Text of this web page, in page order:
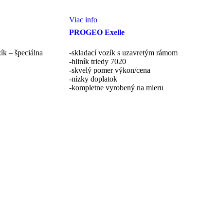
– špeciálna
Viac info
PROGEO Exelle
-skladací vozík s uzavretým rámom
-hliník triedy 7020
-skvelý pomer výkon/cena
-nízky doplatok
-kompletne vyrobený na mieru